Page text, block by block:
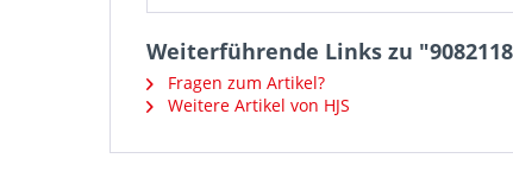
Weiterführende Links zu
Fragen zum Artikel?
Weitere Artikel von HJS